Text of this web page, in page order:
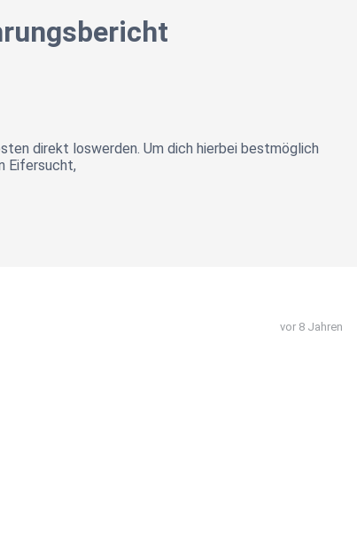
direkt loswerden. Um dich hierbei bestmöglich
Eifersucht,
vor 8 Jahren